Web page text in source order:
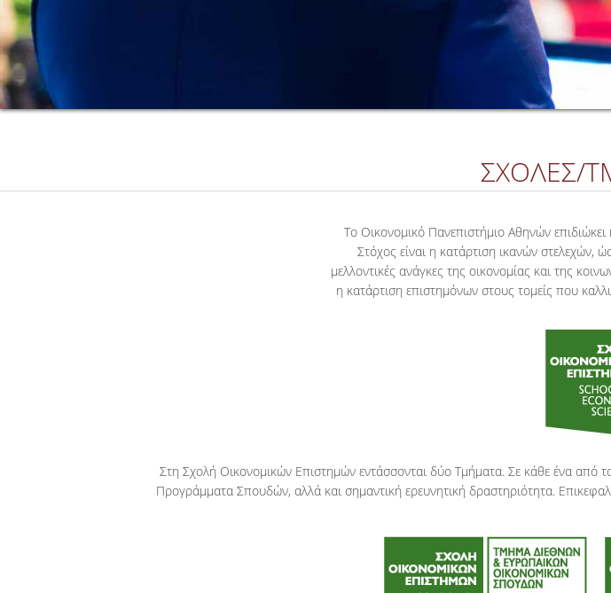
ΣΧΟΛΕΣ/
Το Οικονομικό Πανεπιστήμιο Αθηνών
Στόχος είναι η κατάρτιση ικανών στελεχών,
μελλοντικές ανάγκες της οικονομίας και της
η κατάρτιση επιστημόνων στους τομείς που
Στη Σχολή Οικονομικών Επιστημών εντάσσονται δύο Τμήματα. Σε κάθε ένα από
Προγράμματα Σπουδών, αλλά και σημαντική ερευνητική δραστηριότητα.